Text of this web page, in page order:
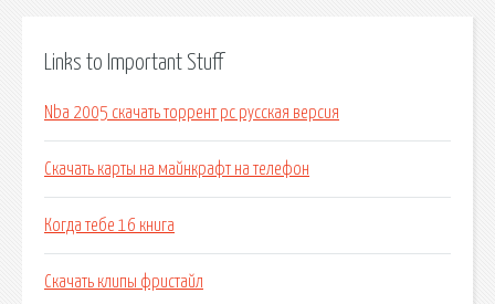
Links to Important Stuff
Nba 2005 скачать торрент pc русская версия
Скачать карты на майнкрафт на телефон
Когда тебе 16 книга
Скачать клипы фристайл